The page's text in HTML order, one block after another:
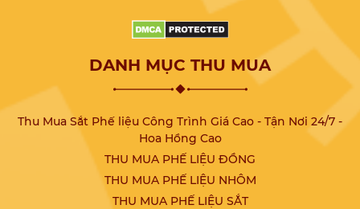
DANH MỤC THU MUA
Thu Mua Sắt Phế liệu Công Trình Giá Cao - Tận Nơi 24/7 -
Hoa Hồng Cao
THU MUA PHẾ LIỆU ĐỒNG
THU MUA PHẾ LIỆU NHÔM
THU MUA PHẾ LIỆU SẮT